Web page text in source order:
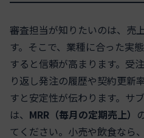
審査担当が知りたいのは、売
す。そこで、業種に合った実
すると信頼が高まります。受
り返し発注の履歴や契約更新
すと安定性が伝わります。サ
は、 MRR（毎月の定期売上）
てください。小売や飲食なら